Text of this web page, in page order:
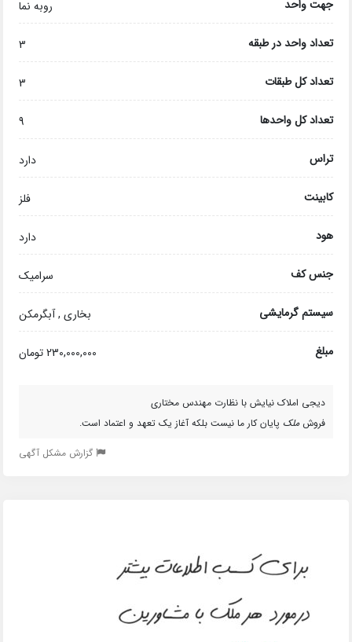
جهت واحد روبه نما
تعداد واحد در طبقه 3
تعداد کل طبقات 3
تعداد کل واحدها 9
تراس دارد
کابینت فلز
هود دارد
جنس کف سرامیک
سیستم گرمایشی بخاری , آبگرمکن
مبلغ 230,000,000 تومان
دیجی املاک نیایش با نظارت مهندس مختاری
فروشملک پایان کار ما نیست بلکه آغاز یک تعهد و اعتماد است.
گزارش مشکل آگهی